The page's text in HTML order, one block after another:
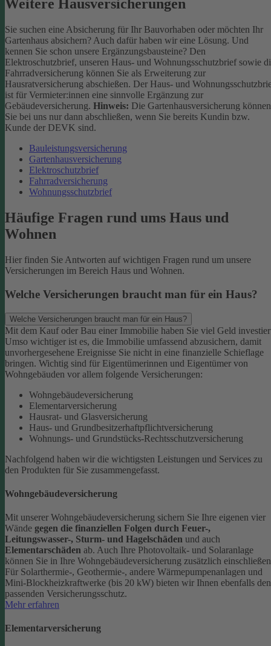
Weitere Hausversicherungen
Sie suchen eine Absicherung für Ihr Bauvorhaben oder möchten Ihr
Gartenhaus absichern? Auch dafür haben wir eine Lösung. Und
kennen Sie schon unsere Ergänzungsbausteine? Den
Elektroschutzbrief, unseren Haus- und Wohnungsschutzbrief sowie
Fahrradversicherung können Sie als Erweiterung zur
Hausratversicherung abschießen. Der Haus- und
ist für Vermieter:innen eine sinnvolle Ergänzung zur
Gebäudeversicherung. Hinweis: Die Gartenhausversicherung können
Sie bei uns nur dann abschließen, wenn Sie bereits Kundin bzw.
Kunde der DEVK sind.
Bauleistungsversicherung
Gartenhausversicherung
Elektroschutzbrief
Fahrradversicherung
Wohnungsschutzbrief
Häufige Fragen rund ums Haus und
Wohnen
Hier finden Sie Antworten auf wichtigen Fragen rund um unsere
Versicherungen im Bereich Haus und Wohnen.
Welche Versicherungen braucht man für ein Haus?
Welche Versicherungen braucht man für ein Haus?
Mit dem Kauf oder Bau einer Immobilie haben Sie viel Geld
Umso wichtiger ist es, die Immobilie umfassend abzusichern, damit
unvorhergesehene Ereignisse Sie nicht in eine finanzielle Schieflage
bringen. Wichtig sind für Eigentümerinnen und Eigentümer von
Wohngebäuden vor allem folgende Versicherungen:
Wohngebäudeversicherung
Elementarversicherung
Hausrat- und Glasversicherung
Haus- und Grundbesitzerhaftpflichtversicherung
Wohnungs- und Grundstücks-Rechtsschutzversicherung
Nachfolgend haben wir die wichtigsten Leistungen und Services zu
den Produkten für Sie zusammengefasst.
Wohngebäudeversicherung
Mit unserer Wohngebäudeversicherung sichern Sie Ihre eigenen vier
Wände gegen die finanziellen Folgen durch Feuer-,
Leitungswasser-, Sturm- und Hagelschäden und auch
Elementarschäden ab. Auch Ihre Photovoltaik- und Solaranlage
können Sie in Ihre Wohngebäudeversicherung zusätzlich
Für Solarthermie-, Geothermie-, andere Wärmepumpenanlagen und
Mini-Blockheizkraftwerke (bis 20 kW) bieten wir Ihnen ebenfalls den
passenden Versicherungsschutz.
Mehr erfahren
Elementarversicherung